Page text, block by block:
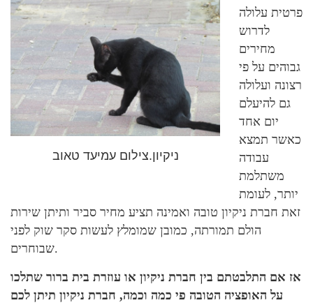
ניקיון.צילום עמיעד טאוב
פרטית עלולה
לדרוש
מחירים
גבוהים על פי
רצונה ועלולה
גם להיעלם
יום אחד
כאשר תמצא
עבודה
משתלמת
יותר, לעומת
זאת חברת ניקיון טובה ואמינה תציע מחיר סביר ותיתן שירות
הולם תמורתה, כמובן שמומלץ לעשות סקר שוק לפני
שבוחרים.
אז אם התלבטתם בין חברת ניקיון או עוזרת בית ברור שתלכו
על האופציה הטובה פי כמה וכמה, חברת ניקיון תיתן לכם